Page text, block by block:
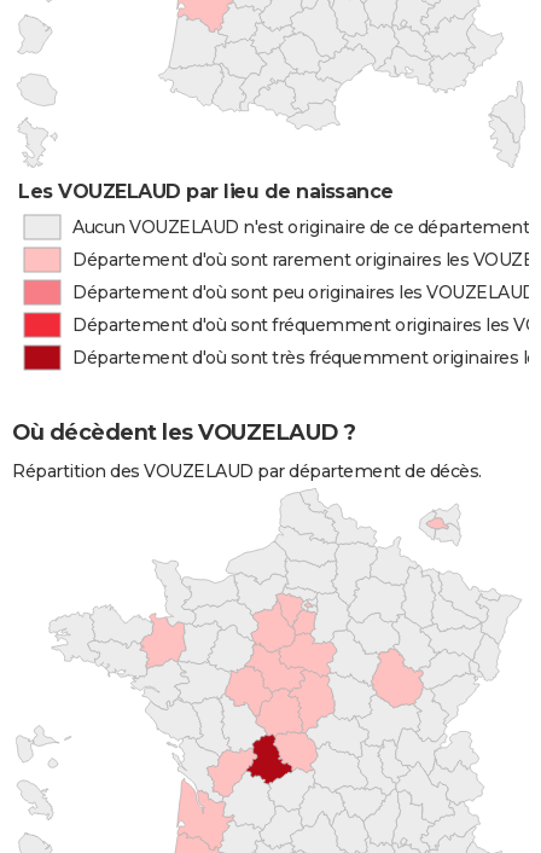
Les VOUZELAUD par lieu de naissance
Aucun VOUZELAUD n'est originaire de ce département
Département d'où sont rarement originaires les
Département d'où sont peu originaires les VOUZELAUD
Département d'où sont fréquemment originaires les
Département d'où sont très fréquemment originaires
Où décèdent les VOUZELAUD ?
Répartition des VOUZELAUD par département de décès.